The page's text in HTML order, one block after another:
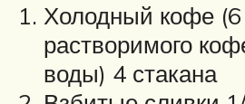
Холодный кофе
растворимого
воды) 4 стакана